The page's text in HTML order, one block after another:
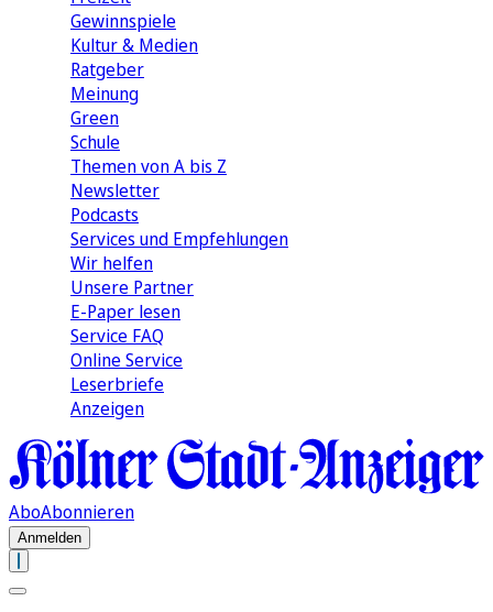
Gewinnspiele
Kultur & Medien
Ratgeber
Meinung
Green
Schule
Themen von A bis Z
Newsletter
Podcasts
Services und Empfehlungen
Wir helfen
Unsere Partner
E-Paper lesen
Service FAQ
Online Service
Leserbriefe
Anzeigen
AboAbonnieren
Anmelden